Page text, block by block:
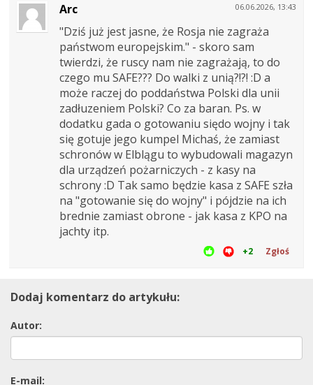
06.06.2026, 13:43
Arc
"Dziś już jest jasne, że Rosja nie zagraża
państwom europejskim." - skoro sam
twierdzi, że ruscy nam nie zagrażają, to do
czego mu SAFE??? Do walki z unią?!?! :D a
może raczej do poddaństwa Polski dla unii
zadłuzeniem Polski? Co za baran. Ps. w
dodatku gada o gotowaniu siędo wojny i tak
się gotuje jego kumpel Michaś, że zamiast
schronów w Elblągu to wybudowali magazyn
dla urządzeń pożarniczych - z kasy na
schrony :D Tak samo będzie kasa z SAFE szła
na "gotowanie się do wojny" i pójdzie na ich
brednie zamiast obrone - jak kasa z KPO na
jachty itp.
+2 Zgłoś
Dodaj komentarz do artykułu:
Autor:
E-mail: